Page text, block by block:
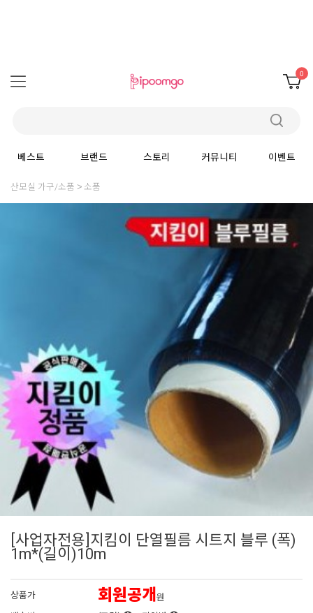
0
베스트 브랜드 스토리 커뮤니티 이벤트
산모실 가구/소품 소품
[사업자전용]지킴이 단열필름 시트지 블루 (폭)
1m*(길이)10m
상품가 회원공개원